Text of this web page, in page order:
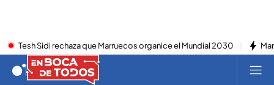
Tesh Sidi rechaza que Marruecos organice el Mundial 2030